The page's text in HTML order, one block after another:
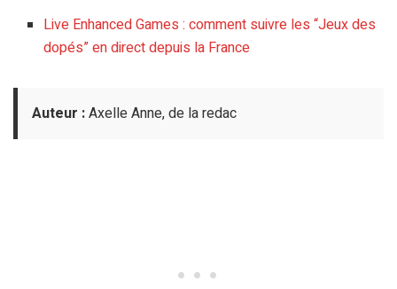
Live Enhanced Games : comment suivre les “Jeux des
dopés” en direct depuis la France
Auteur :Axelle Anne, de la redac